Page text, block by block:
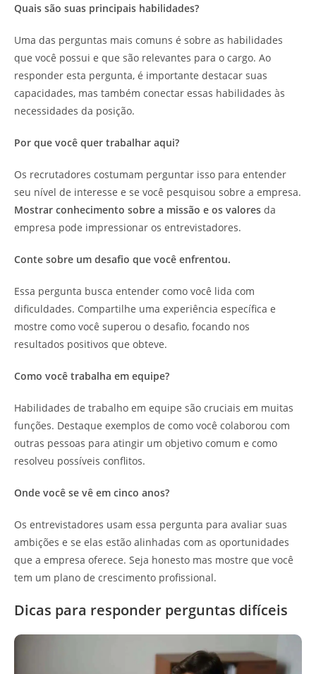
Quais são suas principais habilidades?
Uma das perguntas mais comuns é sobre as habilidades
que você possui e que são relevantes para o cargo. Ao
responder esta pergunta, é importante destacar suas
capacidades, mas também conectar essas habilidades às
necessidades da posição.
Por que você quer trabalhar aqui?
Os recrutadores costumam perguntar isso para entender
seu nível de interesse e se você pesquisou sobre a empresa.
Mostrar conhecimento sobre a missão e os valores da
empresa pode impressionar os entrevistadores.
Conte sobre um desafio que você enfrentou.
Essa pergunta busca entender como você lida com
dificuldades. Compartilhe uma experiência específica e
mostre como você superou o desafio, focando nos
resultados positivos que obteve.
Como você trabalha em equipe?
Habilidades de trabalho em equipe são cruciais em muitas
funções. Destaque exemplos de como você colaborou com
outras pessoas para atingir um objetivo comum e como
resolveu possíveis conflitos.
Onde você se vê em cinco anos?
Os entrevistadores usam essa pergunta para avaliar suas
ambições e se elas estão alinhadas com as oportunidades
que a empresa oferece. Seja honesto mas mostre que você
tem um plano de crescimento profissional.
Dicas para responder perguntas difíceis